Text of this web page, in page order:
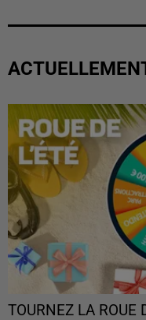
TOURNEZ LA ROUE